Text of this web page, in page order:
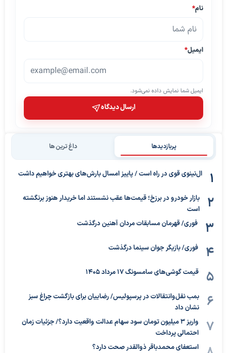
نام*
ایمیل*
ایمیل شما نمایش داده نمی‌شود.
ارسال دیدگاه
پربازدیدها داغ ترین ها
ال‌نینوی قوی در راه است / پاییز امسال بارش‌های بهتری خواهیم داشت
بازار خودرو در برزخ؛ قیمت‌ها عقب نشستند اما خریدار هنوز برنگشته
است
فوری/ قهرمان مسابقات مردان آهنین درگذشت
فوری/ بازیگر جوان سینما درگذشت
قیمت گوشی‌های سامسونگ 17 مرداد 1405
بمب نقل‌وانتقالات در پرسپولیس/ رضاییان برای بازگشت چراغ سبز
نشان داد
واریز ۳ میلیون تومان سود سهام عدالت واقعیت دارد؟/ جزئیات زمان
احتمالی پرداخت
استعفای محمدباقر ذوالقدر صحت دارد؟